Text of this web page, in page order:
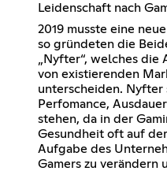
Leidenschaft nach
2019 musste eine
so gründeten die
„Nyfter“, welches
von existierenden
unterscheiden. Nyfter
Perfomance,
stehen, da in der
Gesundheit oft auf
Aufgabe des
Gamers zu verändern